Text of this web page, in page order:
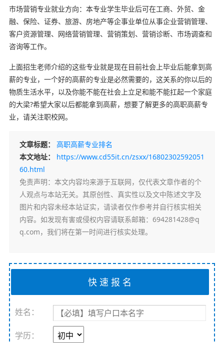
市场营销专业就业方向：本专业学生毕业后可在工商、外贸、金
融、保险、证券、旅游、房地产等企事业单位从事企业营销管理、
客户资源管理、网络营销管理、营销策划、营销诊断、市场调查和
咨询等工作。
上面招生老师介绍的这些专业就是现在目前社会上毕业后能拿到高
薪的专业，一个好的高薪的专业是必然需要的，这关系的你以后的
物质生活水平，以及你能不能在社会上立足和能不能扛起一个家庭
的大梁?希望大家以后都能拿到高薪，想要了解更多的高职高薪专
业，请关注职校网。
文章标题： 高职高薪专业排名
本文地址： https://www.cd55it.cn/zsxx/16802302592051
60.html
免责声明：本文内容均来源于互联网，仅代表文章作者的个
人观点与本站无关。其原创性、真实性以及文中陈述文字及
图片和内容未经本站证实，请读者仅作参考并自行核实相关
内容。如发现有害或侵权内容请联系邮箱：694281428@q
q.com，我们将在第一时间进行核实处理。
姓名：
学历：